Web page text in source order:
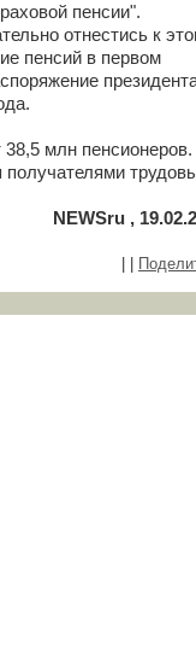
пенсии".
отнестись к
пенсий в первом
млн
получателями
NEWSru ,